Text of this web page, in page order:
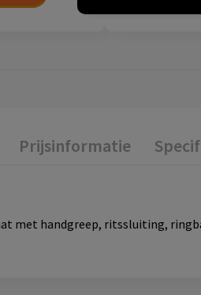
Prijsinformatie
met handgreep, ritssluiting,